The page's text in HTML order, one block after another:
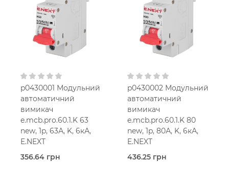
25 мм2
230V AC
25 мм2
400V AC
p0430001 Модульний
автоматичний
вимикач
e.mcb.pro.60.1.K 63
new, 1p, 63А, K, 6кА,
E.NEXT
356.64 грн
p0430002 Модульний
автоматичний
вимикач
e.mcb.pro.60.1.K 80
new, 1p, 80А, K, 6кА,
E.NEXT
436.25 грн